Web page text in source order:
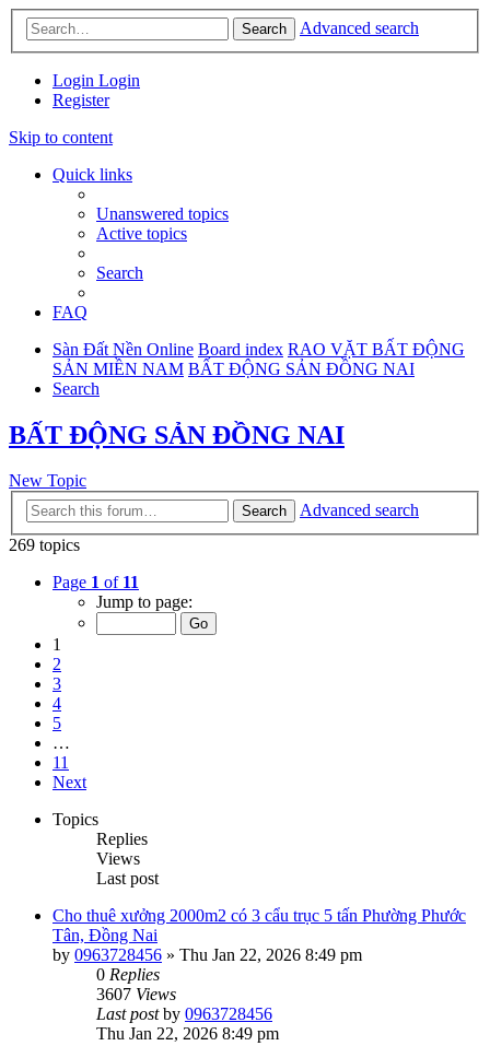
Search Advanced search
Login Login
Register
Skip to content
Quick links
Unanswered topics
Active topics
Search
FAQ
Sàn Đất Nền Online Board index RAO VẶT BẤT ĐỘNG
SẢN MIỀN NAM BẤT ĐỘNG SẢN ĐỒNG NAI
Search
BẤT ĐỘNG SẢN ĐỒNG NAI
New Topic
Search
Advanced search
269 topics
Page 1 of 11
Jump to page:
1
2
3
4
5
…
11
Next
Topics
Replies
Views
Last post
Cho thuê xưởng 2000m2 có 3 cẩu trục 5 tấn Phường Phước
Tân, Đồng Nai
by 0963728456 » Thu Jan 22, 2026 8:49 pm
0 Replies
3607 Views
Last postby 0963728456
Thu Jan 22, 2026 8:49 pm